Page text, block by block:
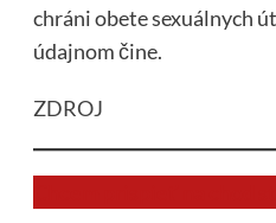
chráni obete sexuálnych
údajnom čine.
ZDROJ